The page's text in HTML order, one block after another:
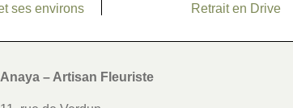
ses environs Retrait en Drive
Anaya – Artisan Fleuriste